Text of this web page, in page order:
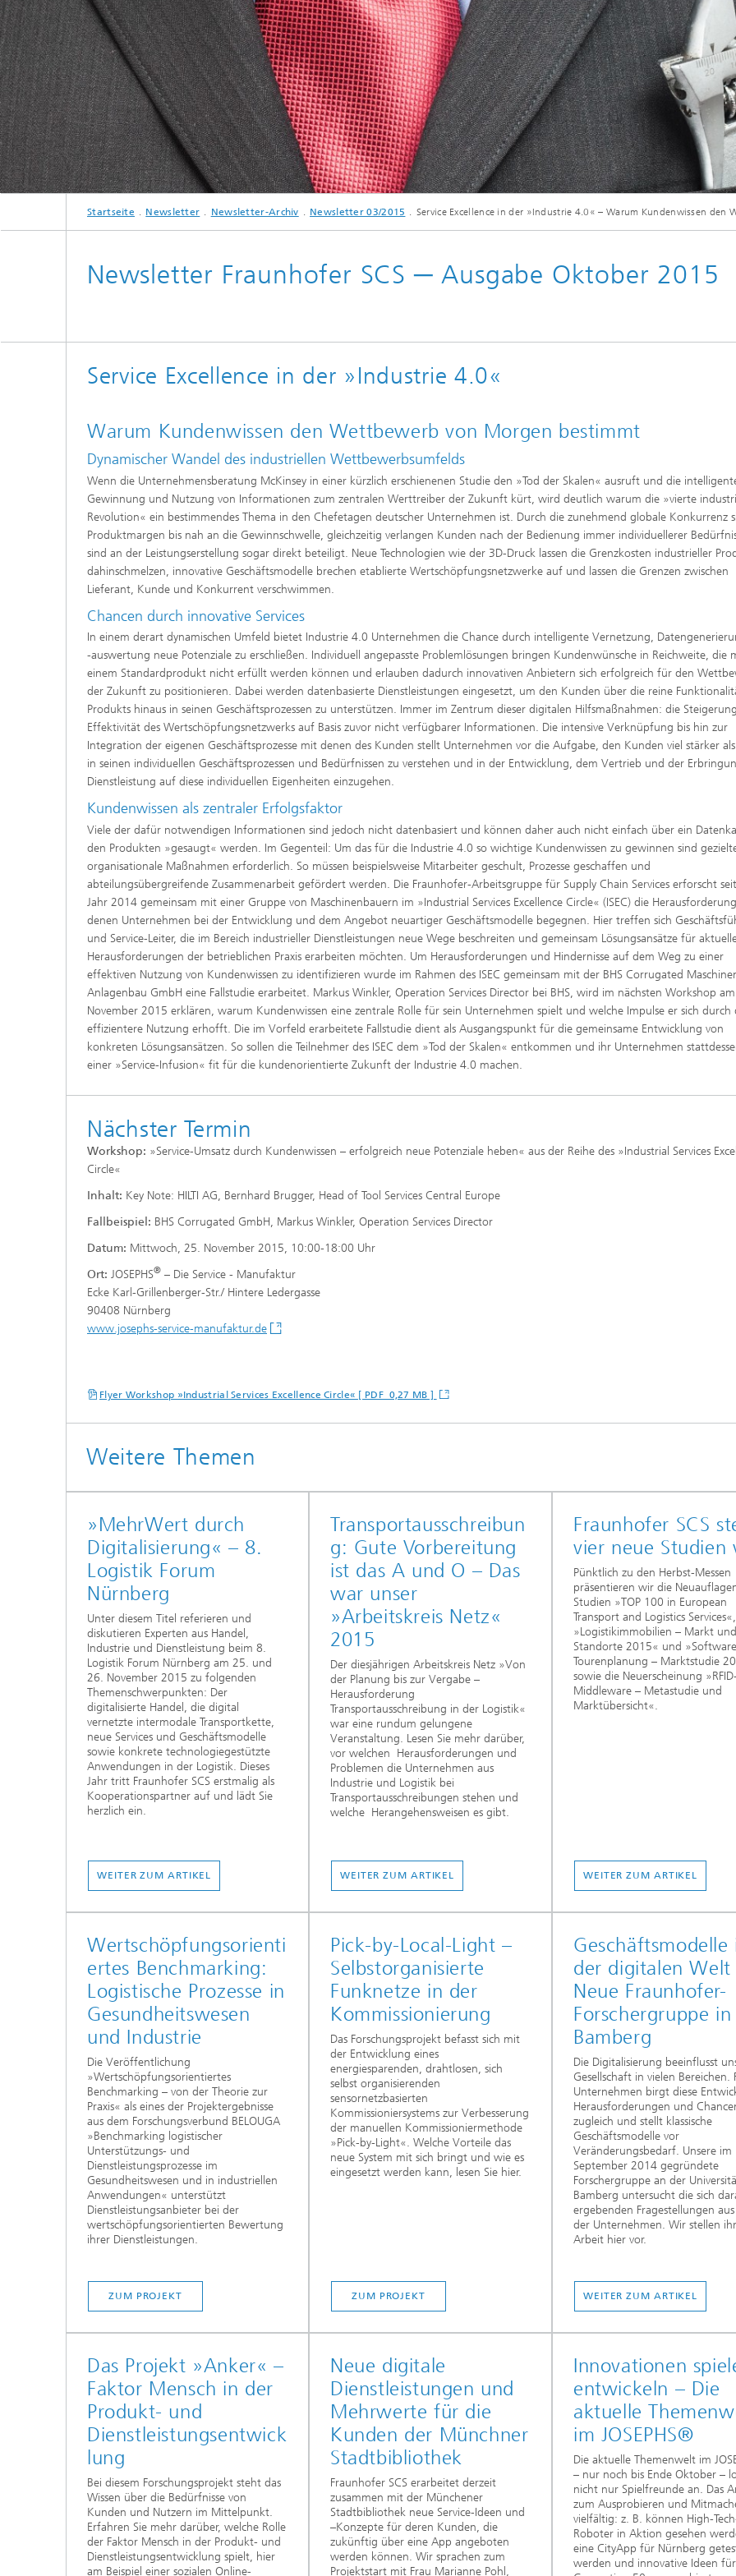
Innovation and Transformation
Startseite Newsletter Newsletter-Archiv Newsletter 03/2015 Service Excellence in der »Industrie 4.0« – Warum Kundenwissen
Newsletter Fraunhofer SCS ─ Ausgabe Oktober 2015
Service Excellence in der »Industrie 4.0«
Warum Kundenwissen den Wettbewerb von Morgen bestimmt
Dynamischer Wandel des industriellen Wettbewerbsumfelds
Wenn die Unternehmensberatung McKinsey in einer kürzlich erschienenen Studie den »Tod der Skalen« ausruft und die
Gewinnung und Nutzung von Informationen zum zentralen Werttreiber der Zukunft kürt, wird deutlich warum die »vierte
Revolution« ein bestimmendes Thema in den Chefetagen deutscher Unternehmen ist. Durch die zunehmend globale Konkurrenz
Produktmargen bis nah an die Gewinnschwelle, gleichzeitig verlangen Kunden nach der Bedienung immer individuellerer
sind an der Leistungserstellung sogar direkt beteiligt. Neue Technologien wie der 3D-Druck lassen die Grenzkosten industrieller
dahinschmelzen, innovative Geschäftsmodelle brechen etablierte Wertschöpfungsnetzwerke auf und lassen die Grenzen zwischen
Lieferant, Kunde und Konkurrent verschwimmen.
Chancen durch innovative Services
In einem derart dynamischen Umfeld bietet Industrie 4.0 Unternehmen die Chance durch intelligente Vernetzung,
-auswertung neue Potenziale zu erschließen. Individuell angepasste Problemlösungen bringen Kundenwünsche in Reichweite, die
einem Standardprodukt nicht erfüllt werden können und erlauben dadurch innovativen Anbietern sich erfolgreich für den
der Zukunft zu positionieren. Dabei werden datenbasierte Dienstleistungen eingesetzt, um den Kunden über die reine
Produkts hinaus in seinen Geschäftsprozessen zu unterstützen. Immer im Zentrum dieser digitalen Hilfsmaßnahmen: die
Effektivität des Wertschöpfungsnetzwerks auf Basis zuvor nicht verfügbarer Informationen. Die intensive Verknüpfung bis hin zur
Integration der eigenen Geschäftsprozesse mit denen des Kunden stellt Unternehmen vor die Aufgabe, den Kunden viel stärker
in seinen individuellen Geschäftsprozessen und Bedürfnissen zu verstehen und in der Entwicklung, dem Vertrieb und der
Dienstleistung auf diese individuellen Eigenheiten einzugehen.
Kundenwissen als zentraler Erfolgsfaktor
Viele der dafür notwendigen Informationen sind jedoch nicht datenbasiert und können daher auch nicht einfach über ein
den Produkten »gesaugt« werden. Im Gegenteil: Um das für die Industrie 4.0 so wichtige Kundenwissen zu gewinnen sind
organisationale Maßnahmen erforderlich. So müssen beispielsweise Mitarbeiter geschult, Prozesse geschaffen und
abteilungsübergreifende Zusammenarbeit gefördert werden. Die Fraunhofer-Arbeitsgruppe für Supply Chain Services erforscht
Jahr 2014 gemeinsam mit einer Gruppe von Maschinenbauern im »Industrial Services Excellence Circle« (ISEC) die
denen Unternehmen bei der Entwicklung und dem Angebot neuartiger Geschäftsmodelle begegnen. Hier treffen sich
und Service-Leiter, die im Bereich industrieller Dienstleistungen neue Wege beschreiten und gemeinsam Lösungsansätze für
Herausforderungen der betrieblichen Praxis erarbeiten möchten. Um Herausforderungen und Hindernisse auf dem Weg zu einer
effektiven Nutzung von Kundenwissen zu identifizieren wurde im Rahmen des ISEC gemeinsam mit der BHS Corrugated
Anlagenbau GmbH eine Fallstudie erarbeitet. Markus Winkler, Operation Services Director bei BHS, wird im nächsten Workshop
November 2015 erklären, warum Kundenwissen eine zentrale Rolle für sein Unternehmen spielt und welche Impulse er sich durch
effizientere Nutzung erhofft. Die im Vorfeld erarbeitete Fallstudie dient als Ausgangspunkt für die gemeinsame Entwicklung von
konkreten Lösungsansätzen. So sollen die Teilnehmer des ISEC dem »Tod der Skalen« entkommen und ihr Unternehmen
einer »Service-Infusion« fit für die kundenorientierte Zukunft der Industrie 4.0 machen.
Nächster Termin
Workshop: »Service-Umsatz durch Kundenwissen – erfolgreich neue Potenziale heben« aus der Reihe des »Industrial Services
Circle«
Inhalt: Key Note: HILTI AG, Bernhard Brugger, Head of Tool Services Central Europe
Fallbeispiel: BHS Corrugated GmbH, Markus Winkler, Operation Services Director
Datum: Mittwoch, 25. November 2015, 10:00-18:00 Uhr
Ort: JOSEPHS® – Die Service - Manufaktur
Ecke Karl-Grillenberger-Str./ Hintere Ledergasse
90408 Nürnberg
www.josephs-service-manufaktur.de
Flyer Workshop »Industrial Services Excellence Circle« [ PDF 0,27 MB ]
Weitere Themen
»MehrWert durch
Digitalisierung« – 8.
Logistik Forum
Nürnberg
Unter diesem Titel referieren und
diskutieren Experten aus Handel,
Industrie und Dienstleistung beim 8.
Logistik Forum Nürnberg am 25. und
26. November 2015 zu folgenden
Themenschwerpunkten: Der
digitalisierte Handel, die digital
vernetzte intermodale Transportkette,
neue Services und Geschäftsmodelle
sowie konkrete technologiegestützte
Anwendungen in der Logistik. Dieses
Jahr tritt Fraunhofer SCS erstmalig als
Kooperationspartner auf und lädt Sie
herzlich ein.
WEITER ZUM ARTIKEL
Transportausschreibun
g: Gute Vorbereitung
ist das A und O – Das
war unser
»Arbeitskreis Netz«
2015
Der diesjährigen Arbeitskreis Netz »Von
der Planung bis zur Vergabe –
Herausforderung
Transportausschreibung in der Logistik«
war eine rundum gelungene
Veranstaltung. Lesen Sie mehr darüber,
vor welchen Herausforderungen und
Problemen die Unternehmen aus
Industrie und Logistik bei
Transportausschreibungen stehen und
welche Herangehensweisen es gibt.
WEITER ZUM ARTIKEL
Fraunhofer SCS
vier neue Studien
Pünktlich zu den Herbst-Messen
präsentieren wir die
Studien »TOP 100 in European
Transport and Logistics Services«,
»Logistikimmobilien – Markt und
Standorte 2015« und
Tourenplanung – Marktstudie
sowie die Neuerscheinung »RFID-
Middleware – Metastudie und
Marktübersicht«.
WEITER ZUM ARTIKEL
Wertschöpfungsorienti
ertes Benchmarking:
Logistische Prozesse in
Gesundheitswesen
und Industrie
Die Veröffentlichung
»Wertschöpfungsorientiertes
Benchmarking – von der Theorie zur
Praxis« als eines der Projektergebnisse
aus dem Forschungsverbund BELOUGA
»Benchmarking logistischer
Unterstützungs- und
Dienstleistungsprozesse im
Gesundheitswesen und in industriellen
Anwendungen« unterstützt
Dienstleistungsanbieter bei der
wertschöpfungsorientierten Bewertung
ihrer Dienstleistungen.
ZUM PROJEKT
Pick-by-Local-Light –
Selbstorganisierte
Funknetze in der
Kommissionierung
Das Forschungsprojekt befasst sich mit
der Entwicklung eines
energiesparenden, drahtlosen, sich
selbst organisierenden
sensornetzbasierten
Kommissioniersystems zur Verbesserung
der manuellen Kommissioniermethode
»Pick-by-Light«. Welche Vorteile das
neue System mit sich bringt und wie es
eingesetzt werden kann, lesen Sie hier.
ZUM PROJEKT
Geschäftsmodelle
der digitalen Welt
Neue Fraunhofer-
Forschergruppe in
Bamberg
Die Digitalisierung beeinflusst
Gesellschaft in vielen Bereichen.
Unternehmen birgt diese
Herausforderungen und
zugleich und stellt klassische
Geschäftsmodelle vor
Veränderungsbedarf. Unsere im
September 2014 gegründete
Forschergruppe an der
Bamberg untersucht die sich
ergebenden Fragestellungen
der Unternehmen. Wir stellen
Arbeit hier vor.
WEITER ZUM ARTIKEL
Das Projekt »Anker« –
Faktor Mensch in der
Produkt- und
Dienstleistungsentwick
lung
Bei diesem Forschungsprojekt steht das
Wissen über die Bedürfnisse von
Kunden und Nutzern im Mittelpunkt.
Erfahren Sie mehr darüber, welche Rolle
der Faktor Mensch in der Produkt- und
Dienstleistungsentwicklung spielt, hier
am Beispiel einer sozialen Online-
Neue digitale
Dienstleistungen und
Mehrwerte für die
Kunden der Münchner
Stadtbibliothek
Fraunhofer SCS erarbeitet derzeit
zusammen mit der Münchener
Stadtbibliothek neue Service-Ideen und
–Konzepte für deren Kunden, die
zukünftig über eine App angeboten
werden können. Wir sprachen zum
Projektstart mit Frau Marianne Pohl,
Innovationen
entwickeln – Die
aktuelle
im JOSEPHS®
Die aktuelle Themenwelt im
– nur noch bis Ende Oktober –
nicht nur Spielfreunde an. Das
zum Ausprobieren und
vielfältig: z. B. können High-
Roboter in Aktion gesehen
eine CityApp für Nürnberg
werden und innovative Ideen